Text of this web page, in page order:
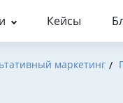
маркетинг
Кейсы
по услугам